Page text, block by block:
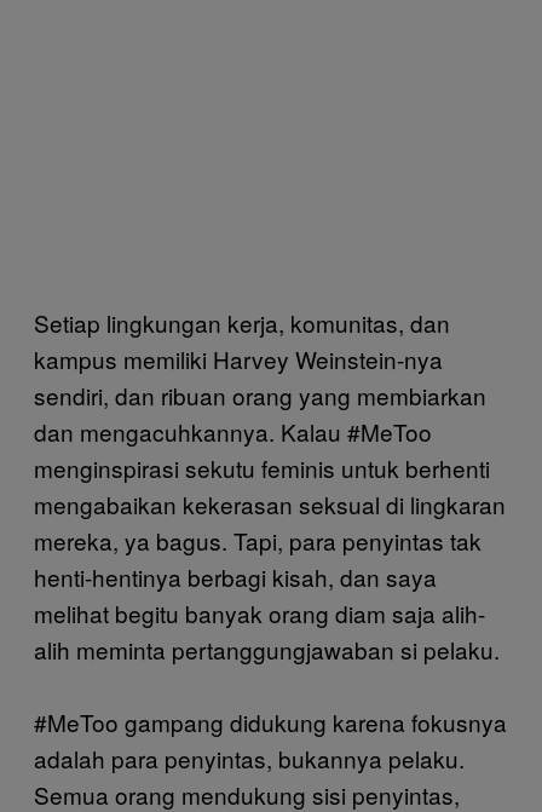
Setiap lingkungan kerja, komunitas, dan
kampus memiliki Harvey Weinstein-nya
sendiri, dan ribuan orang yang membiarkan
dan mengacuhkannya. Kalau #MeToo
menginspirasi sekutu feminis untuk berhenti
mengabaikan kekerasan seksual di lingkaran
mereka, ya bagus. Tapi, para penyintas tak
henti-hentinya berbagi kisah, dan saya
melihat begitu banyak orang diam saja alih-
alih meminta pertanggungjawaban si pelaku.
#MeToo gampang didukung karena fokusnya
adalah para penyintas, bukannya pelaku.
Semua orang mendukung sisi penyintas,